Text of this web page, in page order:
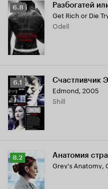
Рейтинг
Кинопоиска
6.8
6.8 Разбогатей
Get Rich or Die
Odell
Рейтинг
Кинопоиска
6.1
6.1 Счастливчик
Edmond, 2005
Shill
Рейтинг
Кинопоиска
8.2
8.2 Анатомия
Grey's Anatomy,